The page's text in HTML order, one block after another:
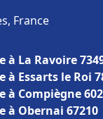
France
à La Ravoire
à Essarts le Roi
à Compiègne
à Obernai 67210